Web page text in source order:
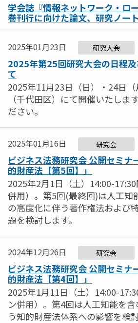
学会誌『情報ネットワーク・ロ
巻刊行に向けた論文、研究ノー
2025年01月23日 研究大会
2025年第25回研究大会の日程
て
2025年11月23日（日）・24日
（千代田区）にて開催いたしま
ださい。
2025年01月16日 研究会
ビジネス法務研究会 公開セミナ
的財産法【第5回】」
2025年2月1日（土）14:00-
併用）。第5回(最終回)は人工知
の高度化に伴う著作権法および
題を検討します。
2024年12月26日 研究会
ビジネス法務研究会 公開セミナ
的財産法【第4回】」
2025年1月11日（土）14:00-
ン併用）。第4回は人工知能を
う知的財産法体系への影響を検討